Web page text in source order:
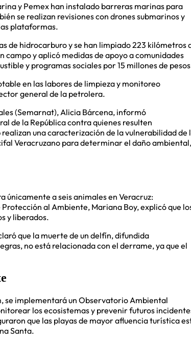
y Pemex han instalado barreras marinas para
se realizan revisiones con drones submarinos y
plataformas.
de hidrocarburo y se han limpiado 223 kilómetros
y aplicó medidas de apoyo a comunidades
y programas sociales por 15 millones de
en las labores de limpieza y monitoreo
general de la petrolera.
(Semarnat), Alicia Bárcena, informó
de la República contra quienes resulten
una caracterización de la vulnerabilidad de
Veracruzano para determinar el daño ambiental,
únicamente a seis animales en Veracruz:
al Ambiente, Mariana Boy, explicó que
y liberados.
que la muerte de un delfín, difundida
no está relacionada con el derrame, ya que el
se implementará un Observatorio Ambiental
los ecosistemas y prevenir futuros
que las playas de mayor afluencia turística
Santa.